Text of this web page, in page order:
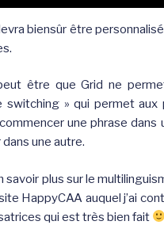
biensûr être
être que Grid ne
switching » qui permet aux
une phrase dans
une autre.
savoir plus sur le
HappyCAA auquel j’ai
qui est très bien fait